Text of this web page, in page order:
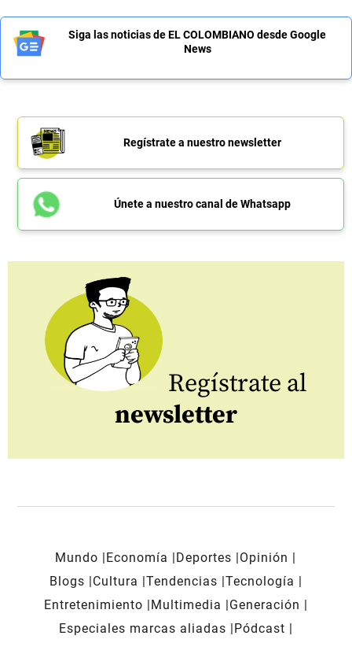
Siga las noticias de EL COLOMBIANO desde Google
News
Regístrate a nuestro newsletter
Únete a nuestro canal de Whatsapp
Regístrate al
newsletter
Mundo Economía Deportes
Opinión
Blogs
Cultura Tendencias Tecnología
Entretenimiento
Multimedia
Generación
Especiales marcas aliadas
Pódcast